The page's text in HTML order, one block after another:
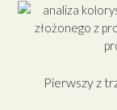
Pierwszy z